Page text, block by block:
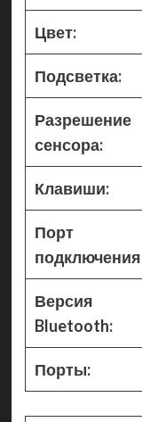
Цвет:
Подсветка:
Разрешение
сенсора:
Клавиши:
Порт
Версия
Bluetooth:
Порты: